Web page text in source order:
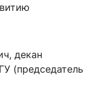
декан
(председатель